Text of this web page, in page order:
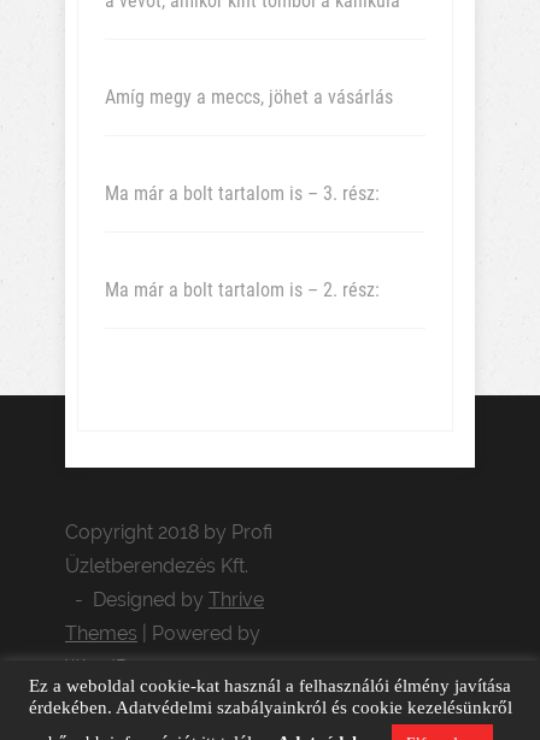
Amíg megy a meccs, jöhet a vásárlás
Ma már a bolt tartalom is – 3. rész:
Ma már a bolt tartalom is – 2. rész:
Copyright 2018 by Profi
Üzletberendezés Kft.
- Designed by Thrive
Themes | Powered by
WordPress
Adatvédelem
GDPR adatkérés
Cookie kezelés
Ez a weboldal cookie-kat használ a felhasználói élmény javítása
érdekében. Adatvédelmi szabályainkról és cookie kezelésünkről